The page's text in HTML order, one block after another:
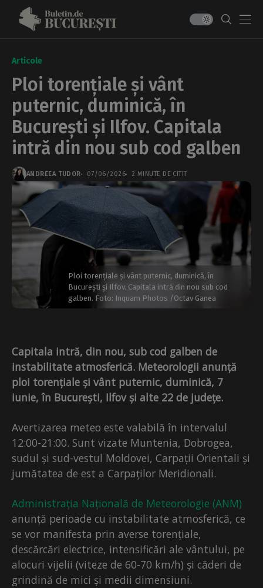
Articole
Ploi torențiale și vânt
puternic, duminică, în
București și Ilfov. Capitala
intră din nou sub cod galben
ANDREEA TUDOR 07/06/2026 2 MINUTE DE CITIT
Ploi torențiale și vânt puternic, duminică, în
București și Ilfov. Capitala intră din nou sub cod
galben. Foto: Inquam Photos /Octav Ganea
Capitala intră, din nou, sub cod galben de
instabilitate atmosferică. Meteorologii anunță
ploi torențiale și vânt puternic, duminică, 7
iunie, în București, Ilfov și alte 22 de județe.
Avertizarea meteo este valabilă în intervalul
12:00-21:00. Sunt vizate Muntenia, Dobrogea,
sudul și sud-vestul Moldovei, Carpații Orientali și
jumătatea de est a Carpaților Meridionali.
Administrația Națională de Meteorologie (ANM)
anunță perioade cu instabilitate atmosferică, ce
se vor manifesta prin averse torențiale,
descărcări electrice, intensificări ale vântului, pe
alocuri vijelii (viteze de 60-70 km/h) și căderi de
grindină de mici și medii dimensiuni.